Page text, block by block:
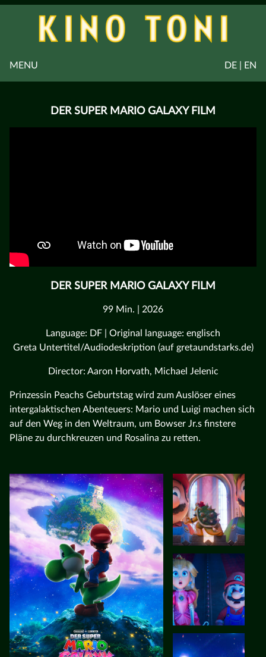
DE | EN
MENU
DER SUPER MARIO GALAXY FILM
DER SUPER MARIO GALAXY FILM
99 Min. | 2026
Language: DF | Original language: englisch
Greta Untertitel/Audiodeskription (auf gretaundstarks.de)
Director: Aaron Horvath, Michael Jelenic
Prinzessin Peachs Geburtstag wird zum Auslöser eines
intergalaktischen Abenteuers: Mario und Luigi machen sich
auf den Weg in den Weltraum, um Bowser Jr.s finstere
Pläne zu durchkreuzen und Rosalina zu retten.